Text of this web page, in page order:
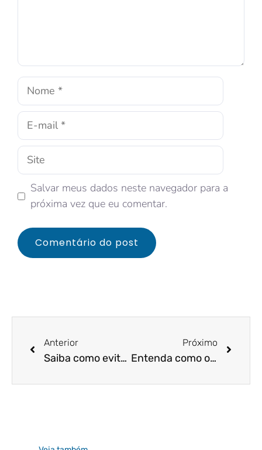
Salvar meus dados neste navegador para a
próxima vez que eu comentar.
Anterior
Saiba como evitar dívidas financeiras em tempos de crises e fique mais seguro!
Próximo
Entenda como o contador pode te auxiliar a tomar decisões mais assertivas!